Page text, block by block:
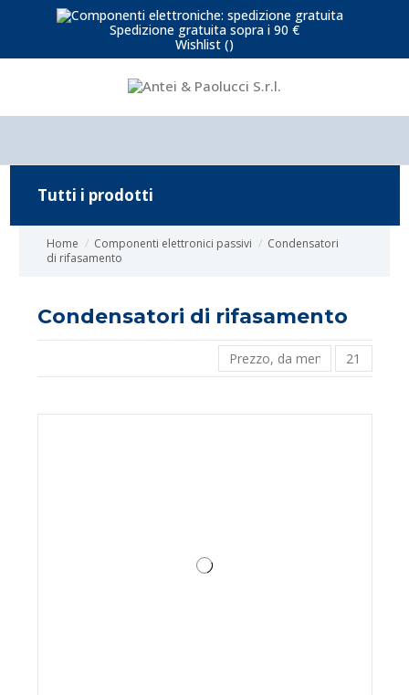
Spedizione gratuita sopra i 90 €
Wishlist ()
Home Componenti elettronici passivi
Condensatori
di rifasamento
Condensatori di rifasamento
Prezzo, da meno caro a più
21
Tutti i prodotti